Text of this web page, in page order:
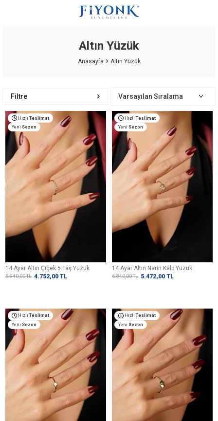
Altın Yüzük
Anasayfa Altın Yüzük
Filtre
Hızlı Teslimat
Yeni Sezon
14 Ayar Altın Çiçek 5 Taş Yüzük
5.940,00TL 4.752,00 TL
Hızlı Teslimat
Yeni Sezon
14 Ayar Altın Narin Kalp Yüzük
6.840,00TL 5.472,00 TL
Hızlı Teslimat
Yeni Sezon
Hızlı Teslimat
Yeni Sezon